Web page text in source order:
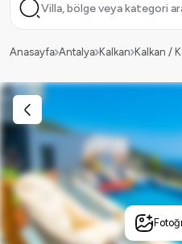
Villa, bölge veya kategori
Anasayfa Antalya Kalkan Kalkan /